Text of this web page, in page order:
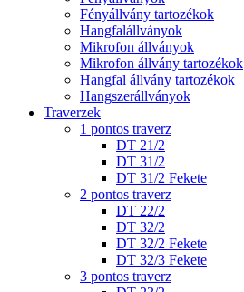
Fényállvány tartozékok
Hangfalállványok
Mikrofon állványok
Mikrofon állvány tartozékok
Hangfal állvány tartozékok
Hangszerállványok
Traverzek
1 pontos traverz
DT 21/2
DT 31/2
DT 31/2 Fekete
2 pontos traverz
DT 22/2
DT 32/2
DT 32/2 Fekete
DT 32/3 Fekete
3 pontos traverz